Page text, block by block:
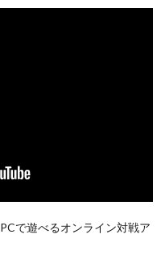
で遊べるオンライン対戦ア